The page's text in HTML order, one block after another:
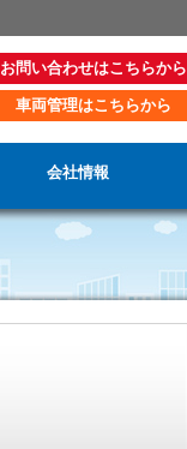
お問い合わせはこちらから
車両管理はこちらから
会社情報